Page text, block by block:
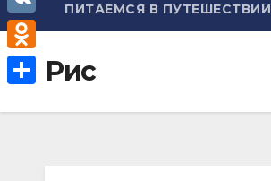
ПИТАЕМСЯ В ПУТЕШЕСТВИИ
Рис
A
l
e
g
i
b
e
V
K
O